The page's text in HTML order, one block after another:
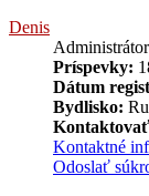
Denis
Administrátor
Príspevky:
Dátum
Bydlisko:
Kontaktné
Odoslať